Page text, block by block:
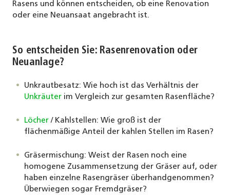
Rasens und können entscheiden, ob eine Renovation
oder eine Neuansaat angebracht ist.
So entscheiden Sie: Rasenrenovation oder
Neuanlage?
Unkrautbesatz: Wie hoch ist das Verhältnis der
Unkräuterim Vergleich zur gesamten Rasenfläche?
Löcher/ Kahlstellen: Wie groß ist der
flächenmäßige Anteil der kahlen Stellen im Rasen?
Gräsermischung: Weist der Rasen noch eine
homogene Zusammensetzung der Gräser auf, oder
haben einzelne Rasengräser überhandgenommen?
Überwiegen sogar Fremdgräser?